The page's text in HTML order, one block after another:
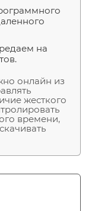
на
онлайн из
жесткого
времени,